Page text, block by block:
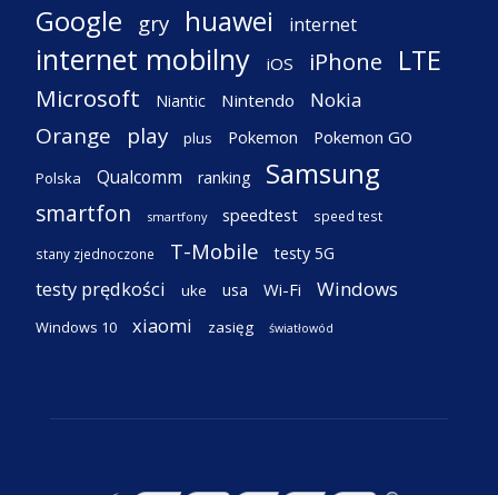
Google gry huawei internet
internet mobilny iOS iPhone LTE
Microsoft Niantic Nintendo Nokia
Orange play plus Pokemon Pokemon GO
Polska Qualcomm ranking Samsung
smartfon smartfony speedtest speed test
stany zjednoczone T-Mobile testy 5G
testy prędkości uke usa Wi-Fi Windows
Windows 10 xiaomi zasięg światłowód